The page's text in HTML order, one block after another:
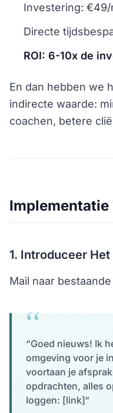
Investering: €49/
Directe
ROI: 6-10x de
En dan hebben we
indirecte waarde:
coachen, betere
Implementatie
1. Introduceer Het
Mail naar
“Goed nieuws! Ik
omgeving voor je
voortaan je
opdrachten, alles
loggen: [link]“